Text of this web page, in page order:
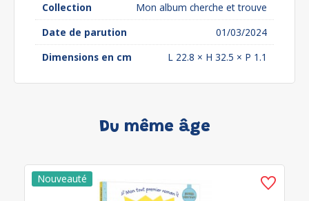
Collection
Mon album cherche et trouve
Date de parution
01/03/2024
Dimensions en cm
L 22.8 × H 32.5 × P 1.1
Du même âge